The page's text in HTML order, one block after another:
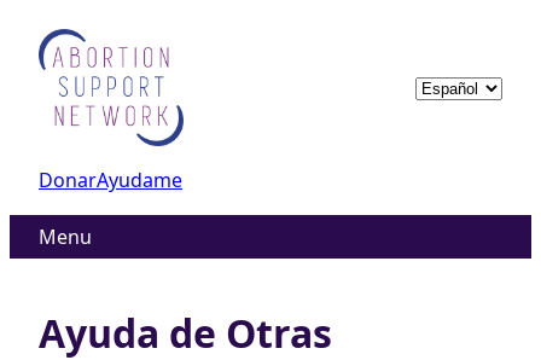
content
Elegir
DonarAyudame
Menu
Ayuda de Otras